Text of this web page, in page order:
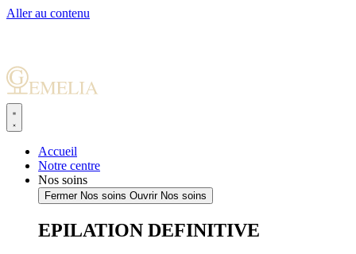
Aller au contenu
Accueil
Notre centre
Nos soins
Fermer Nos soins Ouvrir Nos soins
EPILATION DEFINITIVE